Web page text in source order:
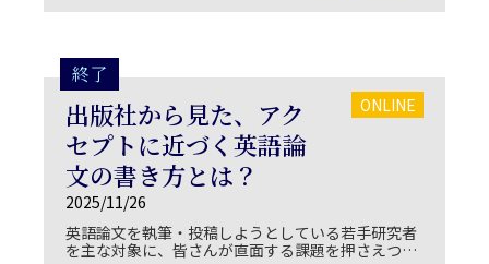
終了
ONLINE
出版社から見た、アク
セプトに近づく英語論
文の書き方とは？
2025/11/26
英語論文を執筆・投稿しようとしている若手研究者
を主な対象に、皆さんが直面する課題を押さえつ